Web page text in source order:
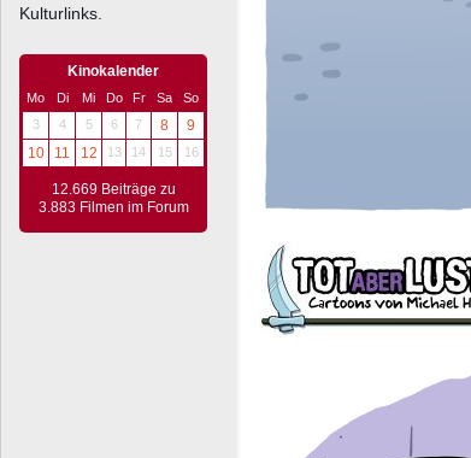
Kulturlinks.
Kinokalender
Mo Di Mi Do Fr Sa
So
3
4 5 6 7 8
9
10
11 12 13 14 15 16
12.669 Beiträge zu
3.883 Filmen im Forum